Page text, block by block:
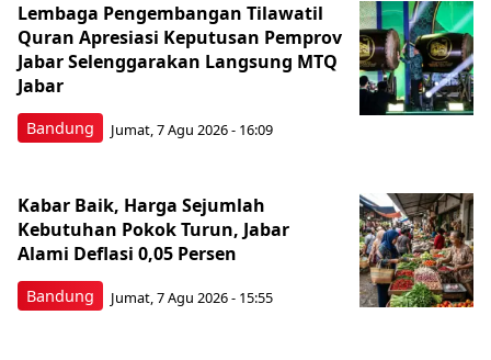
Bandung
Lembaga Pengembangan Tilawatil
Quran Apresiasi Keputusan Pemprov
Jabar Selenggarakan Langsung MTQ
Jabar
Jumat, 7 Agu 2026 - 16:09
Bandung
Kabar Baik, Harga Sejumlah
Kebutuhan Pokok Turun, Jabar
Alami Deflasi 0,05 Persen
Jumat, 7 Agu 2026 - 15:55